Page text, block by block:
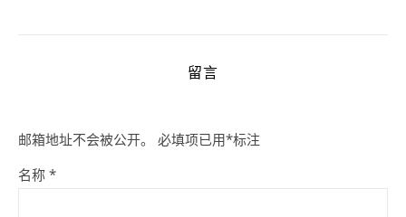
留言
邮箱地址不会被公开。 必填项已用*标注
名称 *